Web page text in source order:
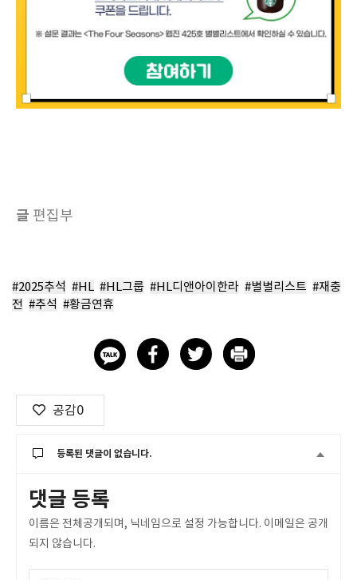
글 편집부
#2025추석 #HL #HL그룹 #HL디앤아이한라 #별별리스트 #재충
전 #추석 #황금연휴
공감0
등록된 댓글이 없습니다.
댓글 등록
이름은 전체공개되며, 닉네임으로 설정 가능합니다. 이메일은 공개
되지 않습니다.